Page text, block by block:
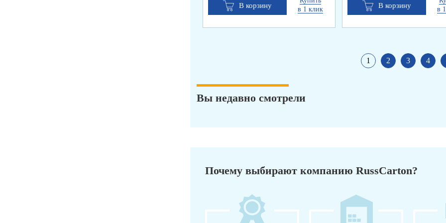
В корзину
в 1 клик
В корзину
в
1 2 3 4
Вы недавно смотрели
Почему выбирают компанию RussCarton?